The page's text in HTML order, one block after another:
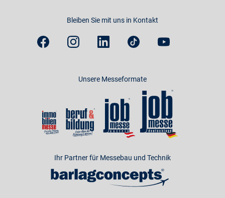
Bleiben Sie mit uns in Kontakt
Unsere Messeformate
Ihr Partner für Messebau und Technik